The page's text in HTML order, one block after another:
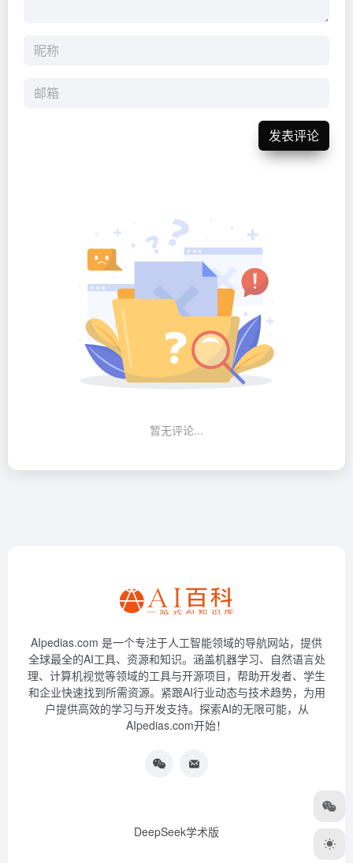
发表评论
暂无评论...
AIpedias.com 是一个专注于人工智能领域的导航网站，提供
全球最全的AI工具、资源和知识。涵盖机器学习、自然语言处
理、计算机视觉等领域的工具与开源项目，帮助开发者、学生
和企业快速找到所需资源。紧跟AI行业动态与技术趋势，为用
户提供高效的学习与开发支持。探索AI的无限可能，从
AIpedias.com开始！
DeepSeek学术版